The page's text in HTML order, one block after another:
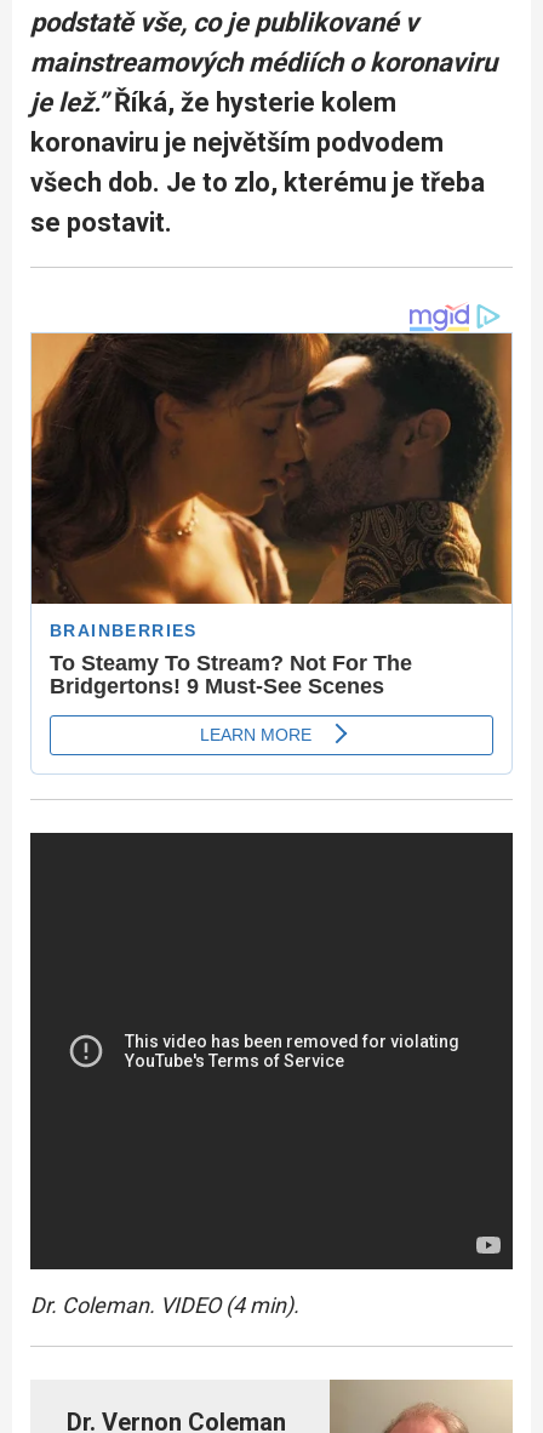
podstatě vše, co je publikované v
mainstreamových médiích o koronaviru
je lež.”Říká, že hysterie kolem
koronaviru je největším podvodem
všech dob. Je to zlo, kterému je třeba
se postavit.
Dr. Coleman. VIDEO (4 min).
Dr. Vernon Coleman